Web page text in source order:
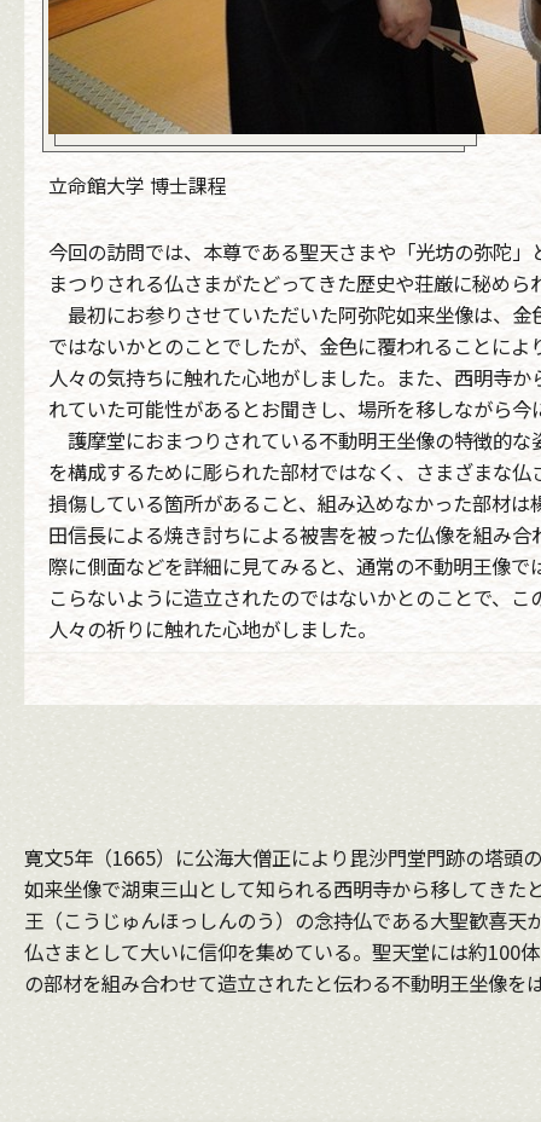
立命館大学 博士課程
今回の訪問では、本尊である聖天さまや「光坊の弥陀
まつりされる仏さまがたどってきた歴史や荘厳に秘め
最初にお参りさせていただいた阿弥陀如来坐像は、
ではないかとのことでしたが、金色に覆われることに
人々の気持ちに触れた心地がしました。また、西明寺
れていた可能性があるとお聞きし、場所を移しながら
護摩堂におまつりされている不動明王坐像の特徴的
を構成するために彫られた部材ではなく、さまざまな
損傷している箇所があること、組み込めなかった部材
田信長による焼き討ちによる被害を被った仏像を組み
際に側面などを詳細に見てみると、通常の不動明王像
こらないように造立されたのではないかとのことで、
人々の祈りに触れた心地がしました。
寛文5年（1665）に公海大僧正により毘沙門堂門跡の塔頭
如来坐像で湖東三山として知られる西明寺から移してき
王（こうじゅんほっしんのう）の念持仏である大聖歓喜
仏さまとして大いに信仰を集めている。聖天堂には約100
の部材を組み合わせて造立されたと伝わる不動明王坐像